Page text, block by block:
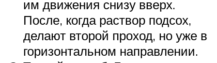
им движения снизу вверх.
После, когда раствор подсох,
делают второй проход, но уже в
горизонтальном направлении.